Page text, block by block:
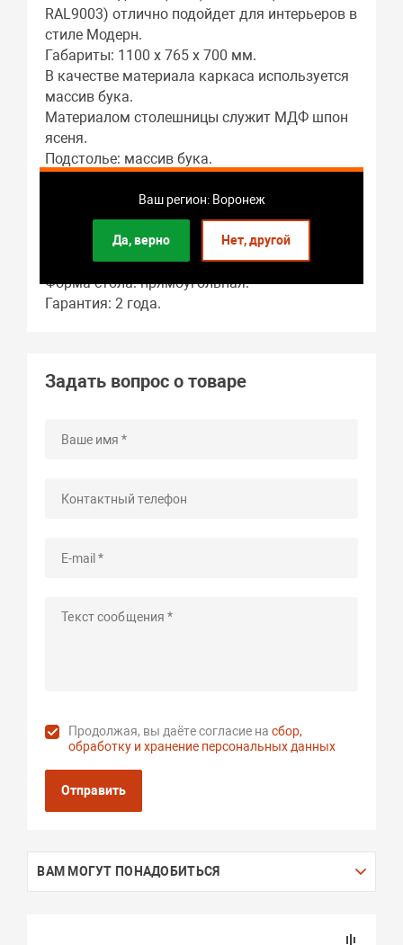
Ваш регион: Воронеж
Да, верно Нет, другой
RAL9003) отлично подойдет для интерьеров в
стиле Модерн.
Габариты: 1100 x 765 x 700 мм.
В качестве материала каркаса используется
массив бука.
Материалом столешницы служит МДФ шпон
ясеня.
Подстолье: массив бука.
этого предмета мебели.
Длина стола в разложенном виде: 1500 мм.
В собранном виде длина стола составляет:
1100 мм.
Форма стола: прямоугольная.
Гарантия: 2 года.
Задать вопрос о товаре
Продолжая, вы даёте согласие насбор,
обработку и хранение персональных данных
Отправить
ВАМ МОГУТ ПОНАДОБИТЬСЯ